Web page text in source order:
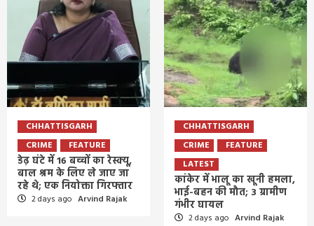
CHHATTISGARH
CRIME
FEATURE
डेढ़ घंटे में 16 बच्चों का रेस्क्यू,
बाल श्रम के लिए ले जाए जा
रहे थे; एक नियोक्ता गिरफ्तार
2 days ago Arvind Rajak
CHHATTISGARH
CRIME
FEATURE
LATEST
कांकेर में भालू का खूनी हमला,
भाई-बहन की मौत; 3 ग्रामीण
गंभीर घायल
2 days ago Arvind Rajak